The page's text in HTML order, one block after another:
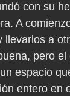
con su
A
llevarlos a
pero
espacio
entero en